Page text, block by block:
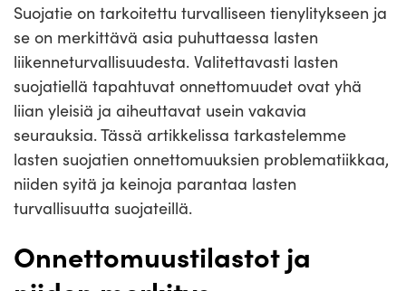
Suojatie on tarkoitettu turvalliseen tienylitykseen ja
se on merkittävä asia puhuttaessa lasten
liikenneturvallisuudesta. Valitettavasti lasten
suojatiellä tapahtuvat onnettomuudet ovat yhä
liian yleisiä ja aiheuttavat usein vakavia
seurauksia. Tässä artikkelissa tarkastelemme
lasten suojatien onnettomuuksien problematiikkaa,
niiden syitä ja keinoja parantaa lasten
turvallisuutta suojateillä.
Onnettomuustilastot ja